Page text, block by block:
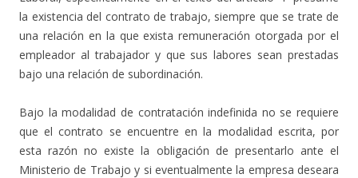
la existencia del contrato de trabajo, siempre que se trate de
una relación en la que exista remuneración otorgada por el
empleador al trabajador y que sus labores sean prestadas
bajo una relación de subordinación.
Bajo la modalidad de contratación indefinida no se requiere
que el contrato se encuentre en la modalidad escrita, por
esta razón no existe la obligación de presentarlo ante el
Ministerio de Trabajo y si eventualmente la empresa deseara